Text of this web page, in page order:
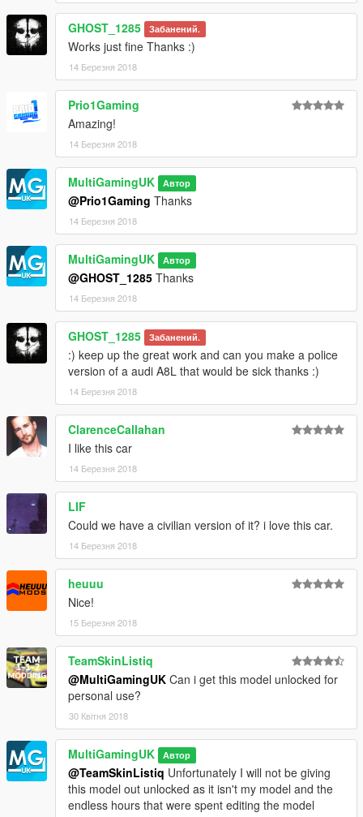
GHOST_1285 Забанений.
Works just fine Thanks :)
14 Березня 2018
Prio1Gaming
Amazing!
14 Березня 2018
MultiGamingUK Автор
@Prio1Gaming Thanks
14 Березня 2018
MultiGamingUK Автор
@GHOST_1285 Thanks
14 Березня 2018
GHOST_1285 Забанений.
:) keep up the great work and can you make a police
version of a audi A8L that would be sick thanks :)
14 Березня 2018
ClarenceCallahan
I like this car
14 Березня 2018
LIF
Could we have a civilian version of it? i love this car.
14 Березня 2018
heuuu
Nice!
15 Березня 2018
TeamSkinListiq
@MultiGamingUK Can i get this model unlocked for
personal use?
30 Квітня 2018
MultiGamingUK Автор
@TeamSkinListiq Unfortunately I will not be giving
this model out unlocked as it isn't my model and the
endless hours that were spent editing the model